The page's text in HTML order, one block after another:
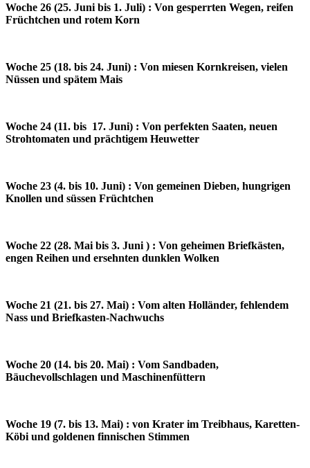
Woche 26 (25. Juni bis 1. Juli) : Von gesperrten Wegen, reifen
Früchtchen und rotem Korn
Woche 25 (18. bis 24. Juni) : Von miesen Kornkreisen, vielen
Nüssen und spätem Mais
Woche 24 (11. bis 17. Juni) : Von perfekten Saaten, neuen
Strohtomaten und prächtigem Heuwetter
Woche 23 (4. bis 10. Juni) : Von gemeinen Dieben, hungrigen
Knollen und süssen Früchtchen
Woche 22 (28. Mai bis 3. Juni ) : Von geheimen Briefkästen,
engen Reihen und ersehnten dunklen Wolken
Woche 21 (21. bis 27. Mai) : Vom alten Holländer, fehlendem
Nass und Briefkasten-Nachwuchs
Woche 20 (14. bis 20. Mai) : Vom Sandbaden,
Bäuchevollschlagen und Maschinenfüttern
Woche 19 (7. bis 13. Mai) : von Krater im Treibhaus, Karetten-
Köbi und goldenen finnischen Stimmen